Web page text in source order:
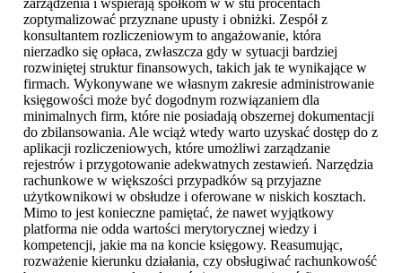
zarządzenia i wspierają spółkom w w stu procentach
zoptymalizować przyznane upusty i obniżki. Zespół z
konsultantem rozliczeniowym to angażowanie, która
nierzadko się opłaca, zwłaszcza gdy w sytuacji bardziej
rozwiniętej struktur finansowych, takich jak te wynikające w
firmach. Wykonywane we własnym zakresie administrowanie
księgowości może być dogodnym rozwiązaniem dla
minimalnych firm, które nie posiadają obszernej dokumentacji
do zbilansowania. Ale wciąż wtedy warto uzyskać dostęp do z
aplikacji rozliczeniowych, które umożliwi zarządzanie
rejestrów i przygotowanie adekwatnych zestawień. Narzędzia
rachunkowe w większości przypadków są przyjazne
użytkownikowi w obsłudze i oferowane w niskich kosztach.
Mimo to jest konieczne pamiętać, że nawet wyjątkowy
platforma nie odda wartości merytorycznej wiedzy i
kompetencji, jakie ma na koncie księgowy. Reasumując,
rozważenie kierunku działania, czy obsługiwać rachunkowość